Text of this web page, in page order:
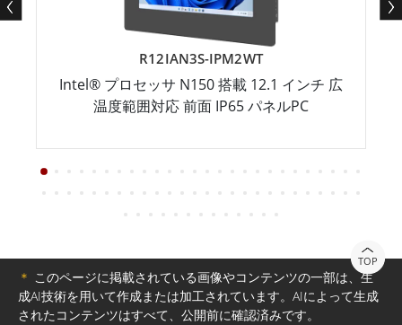
R12IAN3S-IPM2WT
Intel® プロセッサ N150 搭載 12.1 インチ 広
温度範囲対応 前面 IP65 パネルPC
TOP
＊ このページに掲載されている画像やコンテンツの一部は、生
成AI技術を用いて作成または加工されています。AIによって生成
されたコンテンツはすべて、公開前に確認済みです。